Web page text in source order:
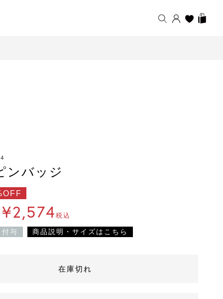
ンバッジ
¥2,574税込
与 商品説明・サイズはこちら
在庫切れ